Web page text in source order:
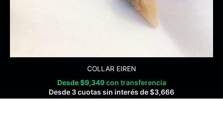
COLLAR EIREN
Desde$9,349 con transferencia
Desde 3 cuotas sin interés de$3,666